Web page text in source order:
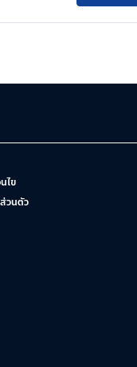
ไข
วนตัว